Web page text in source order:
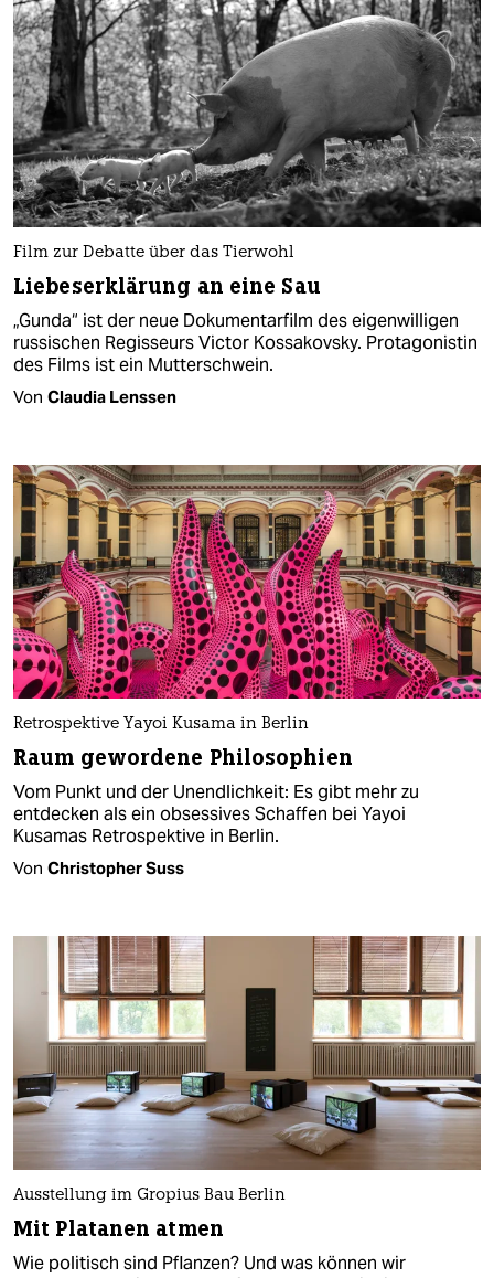
Film zur Debatte über das Tierwohl
Liebeserklärung an eine Sau
„Gunda“ ist der neue Dokumentarfilm des eigenwilligen
russischen Regisseurs Victor Kossakovsky. Protagonistin
des Films ist ein Mutterschwein.
Von Claudia Lenssen
Retrospektive Yayoi Kusama in Berlin
Raum gewordene Philosophien
Vom Punkt und der Unendlichkeit: Es gibt mehr zu
entdecken als ein obsessives Schaffen bei Yayoi
Kusamas Retrospektive in Berlin.
Von Christopher Suss
Ausstellung im Gropius Bau Berlin
Mit Platanen atmen
Wie politisch sind Pflanzen? Und was können wir